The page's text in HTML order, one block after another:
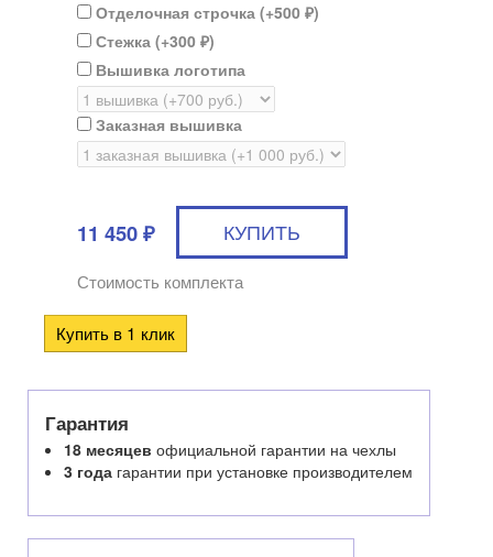
Отделочная строчка (+500 ₽)
Стежка (+300 ₽)
Вышивка логотипа
Заказная вышивка
11 450 ₽
Стоимость комплекта
Гарантия
18 месяцев официальной гарантии на чехлы
3 года гарантии при установке производителем